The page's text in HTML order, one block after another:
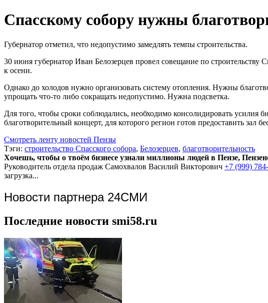
Спасскому собору нужны
Губернатор отметил, что недопустимо замедлять темпы строительства.
30 июня губернатор Иван Белозерцев провел совещание по строительству
к осени.
Однако до холодов нужно организовать систему отопления. Нужны
упрощать что-то либо сокращать недопустимо. Нужна подсветка.
Для того, чтобы сроки соблюдались, необходимо консолидировать усилия
благотворительный концерт, для которого регион готов предоставить зал
Смотреть ленту новостей Пензы
Тэги: строительство Спасского собора, Белозерцев, благотворительность
Хочешь, чтобы о твоём бизнесе узнали миллионы людей в Пензе,
Руководитель отдела продаж Самохвалов Василий Викторович +7 (999)
загрузка...
Новости партнера 24СМИ
Последние новости smi58.ru